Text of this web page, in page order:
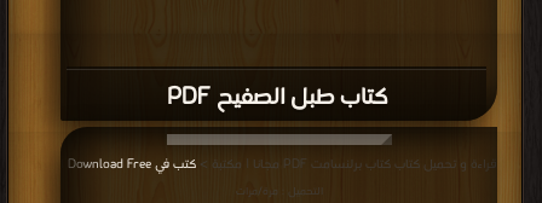
كتاب طبل الصفيح PDF
قراءة و تحميل كتاب كتاب برلنسامت PDF مجانا | مكتبة > كتب في Download Free
التحميل : مرة/مرات